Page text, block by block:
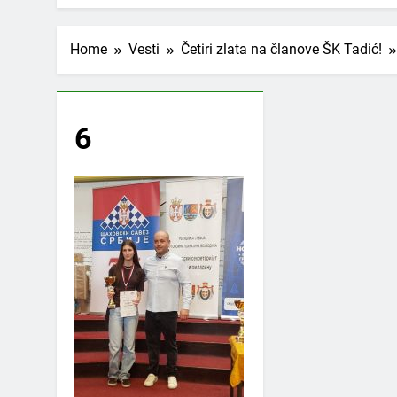
Home Vesti Četiri zlata na članove ŠK Tadić!
6